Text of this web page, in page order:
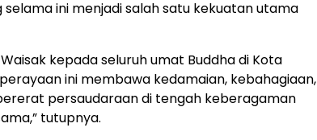
ini menjadi salah satu kekuatan utama
kepada seluruh umat Buddha di Kota
ini membawa kedamaian, kebahagiaan,
persaudaraan di tengah keberagaman
tutupnya.